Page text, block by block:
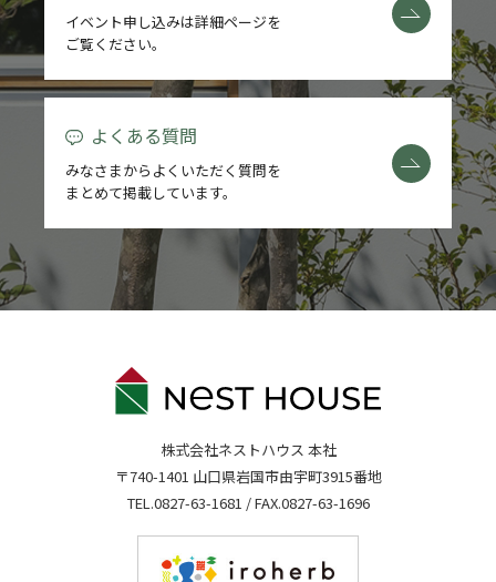
イベント申し込みは詳細ページを
ご覧ください。
よくある質問
みなさまからよくいただく質問を
まとめて掲載しています。
株式会社ネストハウス 本社
〒740-1401 山口県岩国市由宇町3915番地
TEL.0827-63-1681 / FAX.0827-63-1696